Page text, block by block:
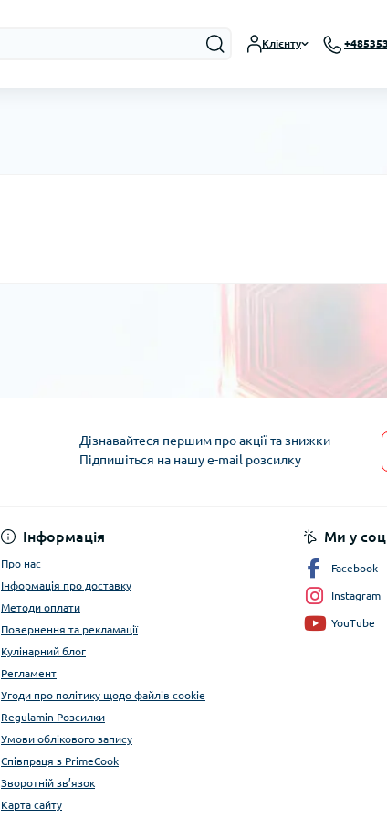
Клієнту
Дізнавайтеся першим про акції та знижки
Підпишіться на нашу e-mail розсилку
Інформація
Про нас
Інформація про доставку
Методи оплати
Повернення та рекламації
Кулінарний блог
Регламент
Угоди про політику щодо файлів cookie
Regulamin Розсилки
Умови облікового запису
Співпраця з PrimeCook
Зворотній зв’язок
Карта сайту
Ми у
Facebook
Instagram
YouTube